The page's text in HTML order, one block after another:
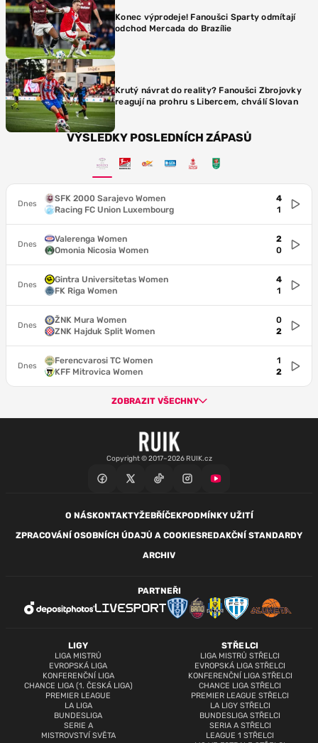
Konec výprodeje! Fanoušci Sparty odmítají
odchod Mercada do Brazílie
Krutý návrat do reality? Fanoušci Zbrojovky
reagují na prohru s Libercem, chválí Slovan
VÝSLEDKY POSLEDNÍCH ZÁPASŮ
Dnes
SFK 2000 Sarajevo Women
Racing FC Union Luxembourg
4
1
Dnes
Valerenga Women
Omonia Nicosia Women
2
0
Dnes
Gintra Universitetas Women
FK Riga Women
4
1
Dnes
ŽNK Mura Women
ZNK Hajduk Split Women
0
2
Dnes
Ferencvarosi TC Women
KFF Mitrovica Women
1
2
ZOBRAZIT VŠECHNY
Copyright © 2017–2026 RUIK.cz
O NÁSKONTAKTYŽEBŘÍČEKPODMÍNKY UŽITÍ
ZPRACOVÁNÍ OSOBNÍCH ÚDAJŮ A COOKIESREDAKČNÍ STANDARDY
ARCHIV
LIGY
LIGA MISTRŮ
EVROPSKÁ LIGA
KONFERENČNÍ LIGA
CHANCE LIGA (1. ČESKÁ LIGA)
PREMIER LEAGUE
LA LIGA
BUNDESLIGA
SERIE A
MISTROVSTVÍ SVĚTA
STŘELCI
LIGA MISTRŮ STŘELCI
EVROPSKÁ LIGA STŘELCI
KONFERENČNÍ LIGA STŘELCI
CHANCE LIGA STŘELCI
PREMIER LEAGUE STŘELCI
LA LIGY STŘELCI
BUNDESLIGA STŘELCI
SERIA A STŘELCI
LEAGUE 1 STŘELCI
PARTNEŘI